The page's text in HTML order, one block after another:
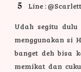
Line :
Udah segitu
menggunakan si
banget deh bisa
memikat dan